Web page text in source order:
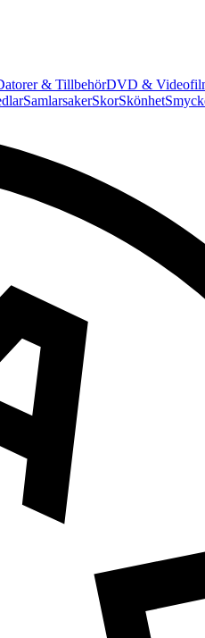
& TillbehörDVD &
SamlarsakerSkorSkönhet